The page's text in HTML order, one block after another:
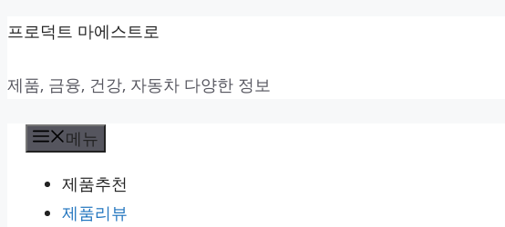
컨
츠
프로덕트 마에스트로
제품, 금융, 건강, 자동차 다양한 정보
메뉴
제품추천
제품리뷰